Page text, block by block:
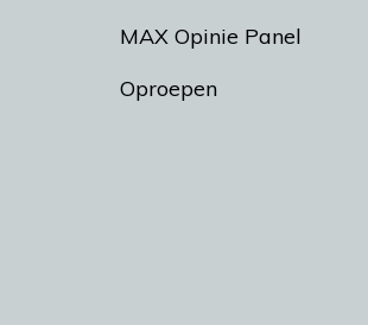
MAX Opinie Panel
Oproepen